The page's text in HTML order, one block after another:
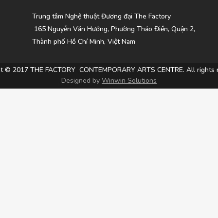
Trung tâm Nghệ thuật Đương đại The Factory
165 Nguyễn Văn Hưởng, Phường Thảo Điền, Quận 2,
Thành phố Hồ Chí Minh, Việt Nam
© 2017 THE FACTORY CONTEMPORARY ARTS CENTRE. All rights
Designed by Winwin Solutions